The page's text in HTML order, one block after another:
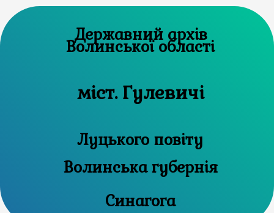
Державний архів
Волинської області
міст. Гулевичі
Луцького повіту
Волинська губернія
Синагога